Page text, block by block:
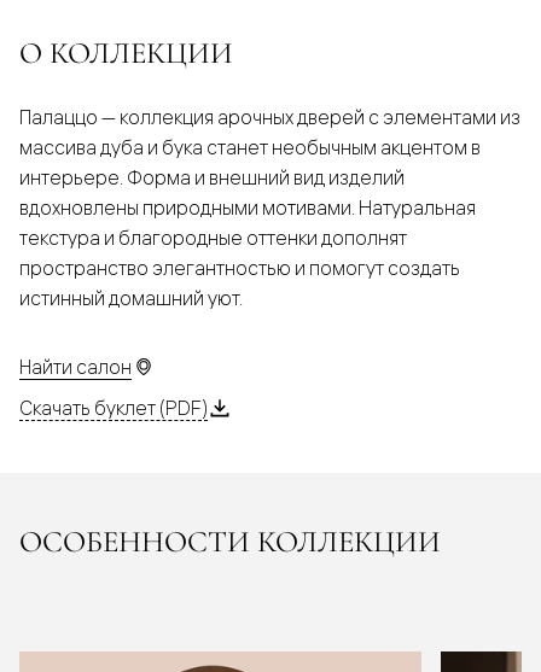
О КОЛЛЕКЦИИ
Палаццо — коллекция арочных дверей с элементами из
массива дуба и бука станет необычным акцентом в
интерьере. Форма и внешний вид изделий
вдохновлены природными мотивами. Натуральная
текстура и благородные оттенки дополнят
пространство элегантностью и помогут создать
истинный домашний уют.
Найти салон
Скачать буклет (PDF)
ОСОБЕННОСТИ КОЛЛЕКЦИИ